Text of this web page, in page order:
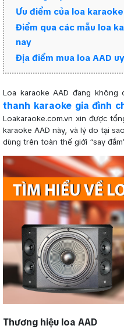
Ưu điểm của loa
Điểm qua các mẫu loa
nay
Địa điểm mua loa AAD
Loa karaoke AAD đang
thanh karaoke gia đình
Loakaraoke.com.vn xin được
karaoke AAD này, và lý do tại
dùng trên toàn thế giới “say
Thương hiệu loa AAD